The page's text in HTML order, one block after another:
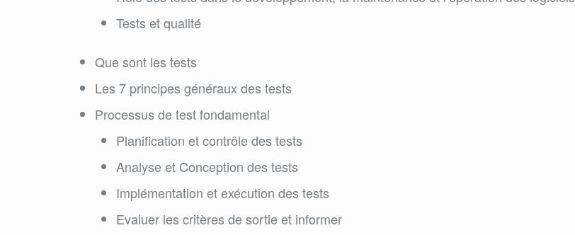
Tests et qualité
Que sont les tests
Les 7 principes généraux des tests
Processus de test fondamental
Planification et contrôle des tests
Analyse et Conception des tests
Implémentation et exécution des tests
Evaluer les critères de sortie et informer